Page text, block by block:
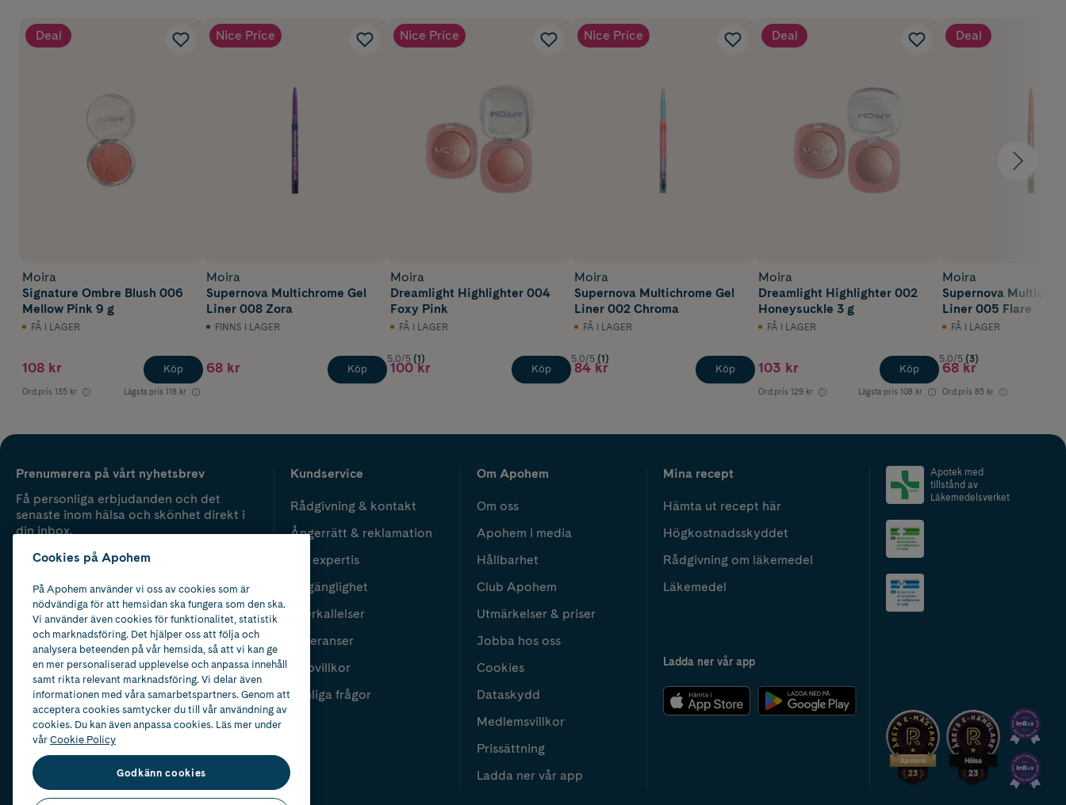
Deal
Moira
Signature Ombre Blush 006
Mellow Pink 9 g
FÅ I LAGER
108 kr
Ord.pris 135 kr Lägsta pris 118 kr
Köp
Nice Price
Moira
Supernova Multichrome Gel
Liner 008 Zora
FINNS I LAGER
68 kr Köp
Nice Price
Moira
Dreamlight Highlighter 004
Foxy Pink
FÅ I LAGER
5.0/5 (1)
100 kr Köp
Nice Price
Moira
Supernova Multichrome Gel
Liner 002 Chroma
FÅ I LAGER
5.0/5 (1)
84 kr Köp
Deal
Moira
Dreamlight Highlighter 002
Honeysuckle 3 g
FÅ I LAGER
103 kr
Ord.pris 129 kr Lägsta pris 108 kr
Köp
Deal
Moira
Supernova
Liner 005 Flare
FÅ I LAGER
5.0/5 (3)
68 kr
Ord.pris 85 kr
Prenumerera på vårt nyhetsbrev
Få personliga erbjudanden och det
senaste inom hälsa och skönhet direkt i
din inbox.
Kundservice
Rådgivning & kontakt
Ångerrätt & reklamation
Vår expertis
Tillgänglighet
Återkallelser
Leveranser
Köpvillkor
Vanliga frågor
Om Apohem
Om oss
Apohem i media
Hållbarhet
Club Apohem
Utmärkelser & priser
Jobba hos oss
Cookies
Dataskydd
Medlemsvillkor
Prissättning
Ladda ner vår app
Mina recept
Hämta ut recept här
Högkostnadsskyddet
Rådgivning om läkemedel
Läkemedel
Ladda ner vår app
Apotek med
tillstånd av
Läkemedelsverket
2024
Cookies på Apohem
På Apohem använder vi oss av cookies som är
nödvändiga för att hemsidan ska fungera som den ska.
Vi använder även cookies för funktionalitet, statistik
och marknadsföring. Det hjälper oss att följa och
analysera beteenden på vår hemsida, så att vi kan ge
en mer personaliserad upplevelse och anpassa innehåll
samt rikta relevant marknadsföring. Vi delar även
informationen med våra samarbetspartners. Genom att
acceptera cookies samtycker du till vår användning av
cookies. Du kan även anpassa cookies. Läs mer under
vårCookie Policy
Godkänn cookies